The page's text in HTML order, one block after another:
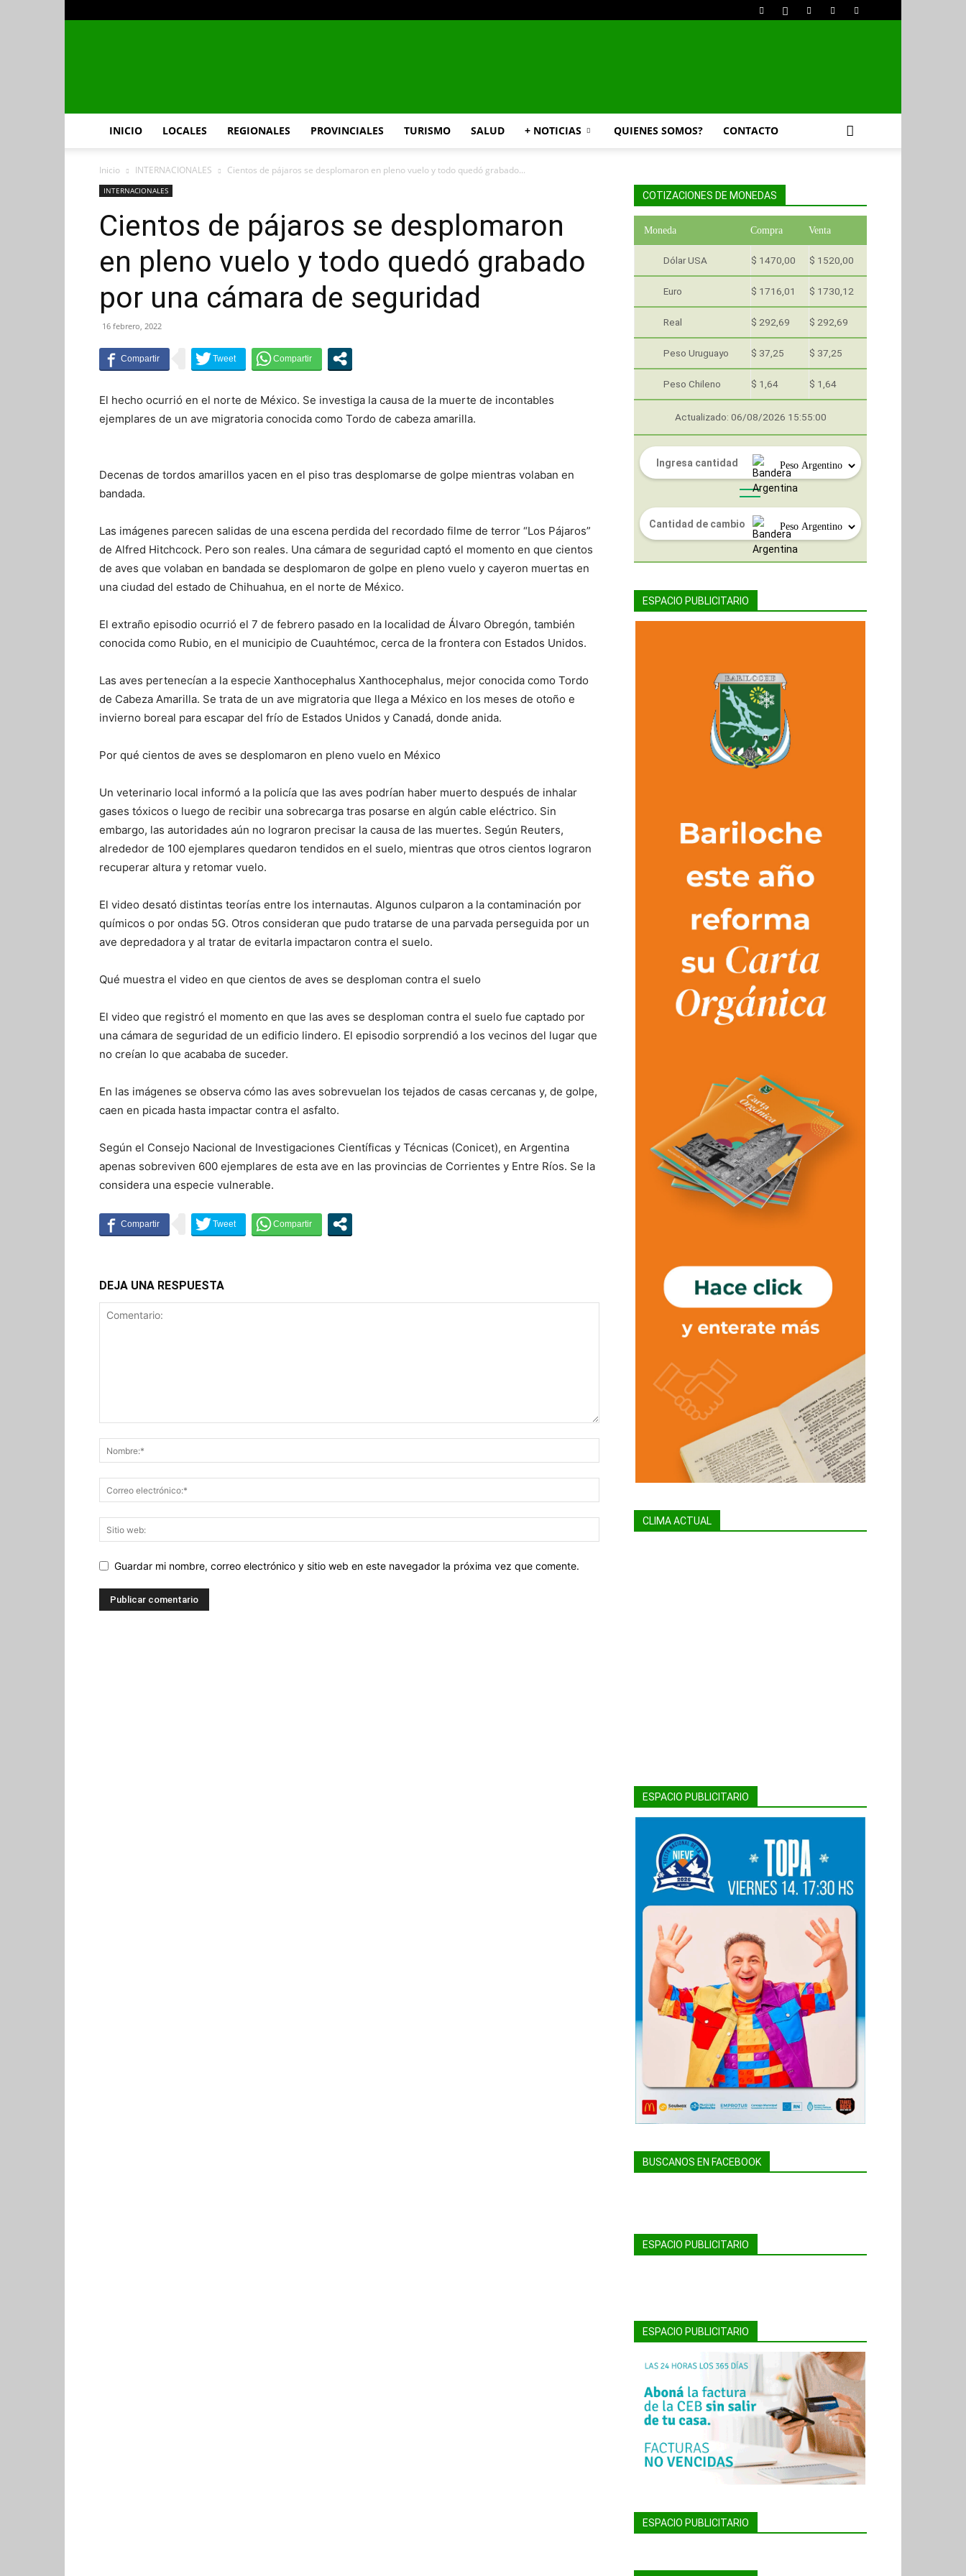
INFO24
INICIO LOCALES REGIONALES PROVINCIALES TURISMO SALUD + NOTICIAS QUIENES SOMOS? CONTACTO
Inicio INTERNACIONALES Cientos de pájaros se desplomaron en pleno vuelo y todo quedó grabado...
INTERNACIONALES
Cientos de pájaros se desplomaron
en pleno vuelo y todo quedó grabado
por una cámara de seguridad
16 febrero, 2022
El hecho ocurrió en el norte de México. Se investiga la causa de la muerte de incontables
ejemplares de un ave migratoria conocida como Tordo de cabeza amarilla.
Decenas de tordos amarillos yacen en el piso tras desplomarse de golpe mientras volaban en
bandada.
Las imágenes parecen salidas de una escena perdida del recordado filme de terror “Los Pájaros”
de Alfred Hitchcock. Pero son reales. Una cámara de seguridad captó el momento en que cientos
de aves que volaban en bandada se desplomaron de golpe en pleno vuelo y cayeron muertas en
una ciudad del estado de Chihuahua, en el norte de México.
El extraño episodio ocurrió el 7 de febrero pasado en la localidad de Álvaro Obregón, también
conocida como Rubio, en el municipio de Cuauhtémoc, cerca de la frontera con Estados Unidos.
Las aves pertenecían a la especie Xanthocephalus Xanthocephalus, mejor conocida como Tordo
de Cabeza Amarilla. Se trata de un ave migratoria que llega a México en los meses de otoño e
invierno boreal para escapar del frío de Estados Unidos y Canadá, donde anida.
Por qué cientos de aves se desplomaron en pleno vuelo en México
Un veterinario local informó a la policía que las aves podrían haber muerto después de inhalar
gases tóxicos o luego de recibir una sobrecarga tras posarse en algún cable eléctrico. Sin
embargo, las autoridades aún no lograron precisar la causa de las muertes. Según Reuters,
alrededor de 100 ejemplares quedaron tendidos en el suelo, mientras que otros cientos lograron
recuperar altura y retomar vuelo.
El video desató distintas teorías entre los internautas. Algunos culparon a la contaminación por
químicos o por ondas 5G. Otros consideran que pudo tratarse de una parvada perseguida por un
ave depredadora y al tratar de evitarla impactaron contra el suelo.
Qué muestra el video en que cientos de aves se desploman contra el suelo
El video que registró el momento en que las aves se desploman contra el suelo fue captado por
una cámara de seguridad de un edificio lindero. El episodio sorprendió a los vecinos del lugar que
no creían lo que acababa de suceder.
En las imágenes se observa cómo las aves sobrevuelan los tejados de casas cercanas y, de golpe,
caen en picada hasta impactar contra el asfalto.
Según el Consejo Nacional de Investigaciones Científicas y Técnicas (Conicet), en Argentina
apenas sobreviven 600 ejemplares de esta ave en las provincias de Corrientes y Entre Ríos. Se la
considera una especie vulnerable.
DEJA UNA RESPUESTA
Guardar mi nombre, correo electrónico y sitio web en este navegador la próxima vez que comente.
COTIZACIONES DE MONEDAS
Moneda Compra Venta
Dólar USA $ 1470,00 $ 1520,00
Euro $ 1716,01 $ 1730,12
Real $ 292,69 $ 292,69
Peso Uruguayo $ 37,25 $ 37,25
Peso Chileno $ 1,64 $ 1,64
Actualizado: 06/08/2026 15:55:00
ESPACIO PUBLICITARIO
CLIMA ACTUAL
ESPACIO PUBLICITARIO
BUSCANOS EN FACEBOOK
ESPACIO PUBLICITARIO
ESPACIO PUBLICITARIO
ESPACIO PUBLICITARIO